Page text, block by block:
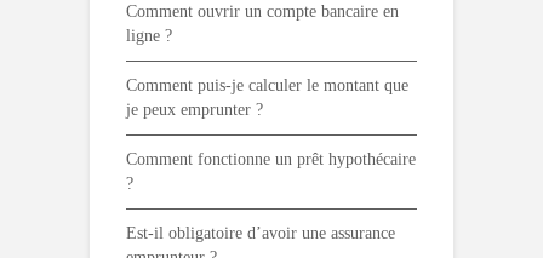
Comment ouvrir un compte bancaire en
ligne ?
Comment puis-je calculer le montant que
je peux emprunter ?
Comment fonctionne un prêt hypothécaire
?
Est-il obligatoire d’avoir une assurance